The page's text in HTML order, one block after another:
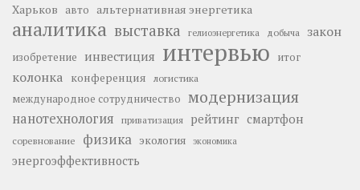
Харьков авто альтернативная энергетика
аналитика выставка гелиоэнергетика добыча закон
изобретение инвестиция интервью итог
колонка конференция логистика
международное сотрудничество модернизация
нанотехнология приватизация рейтинг смартфон
соревнование физика экология экономика
энергоэффективность